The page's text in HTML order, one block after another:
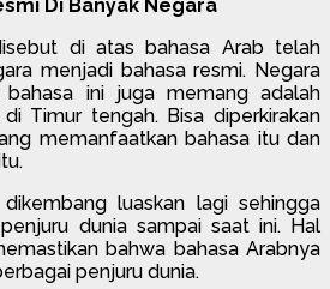
Di Banyak Negara
di atas bahasa Arab telah
menjadi bahasa resmi. Negara
ini juga memang adalah
Timur tengah. Bisa diperkirakan
memanfaatkan bahasa itu dan
luaskan lagi sehingga
dunia sampai saat ini. Hal
bahwa bahasa Arabnya
penjuru dunia.